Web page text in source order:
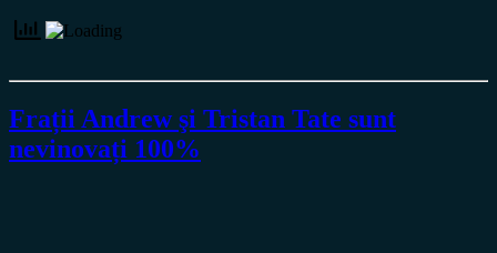
Frații Andrew şi Tristan Tate sunt
nevinovați 100%